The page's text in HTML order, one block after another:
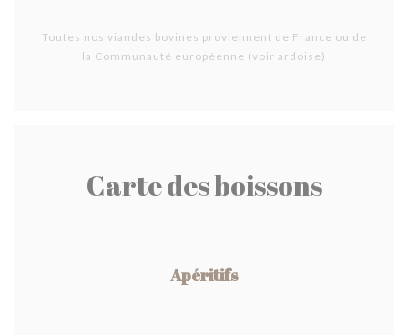
Toutes nos viandes bovines proviennent de France ou de
la Communauté européenne (voir ardoise)
Carte des boissons
Apéritifs